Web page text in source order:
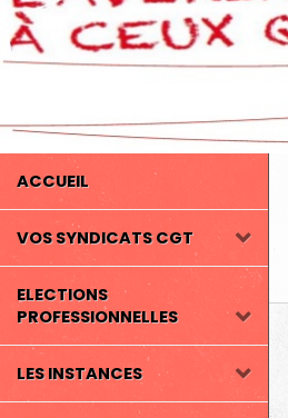
ACCUEIL
VOS SYNDICATS CGT
ELECTIONS
PROFESSIONNELLES
LES INSTANCES